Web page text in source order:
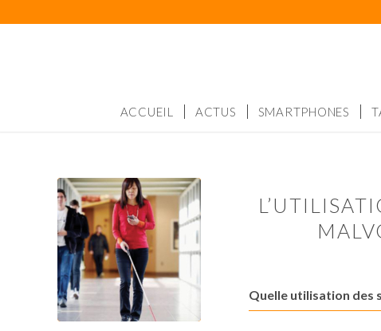
ACCUEIL ACTUS SMARTPHONES
Quelle utilisation des